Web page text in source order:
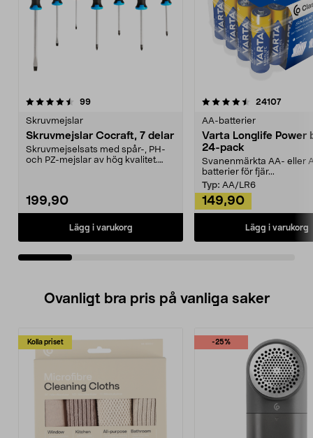
99recensioner
Skruvmejslar
Skruvmejslar Cocraft, 7 delar
Skruvmejselsats med spår-, PH-
och PZ-mejslar av hög kvalitet.
199,90
Lägg i varukorg
4.5av 5 stjärnor 24107
AA-batterier
Varta Longlife Power
24-pack
Svanenmärkta AA- eller
batterier för fjär...
Typ: AA/LR6
149,90
Lägg i varukorg
4.5av 5 stjärnor
Ovanligt bra pris på vanliga saker
Kolla priset -25%